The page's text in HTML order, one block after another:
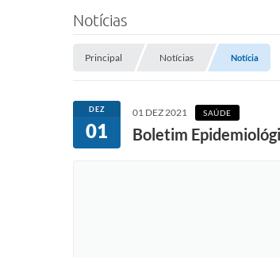
Notícias
Principal Notícias Notícia
DEZ
01
01 DEZ 2021 SAÚDE
Boletim